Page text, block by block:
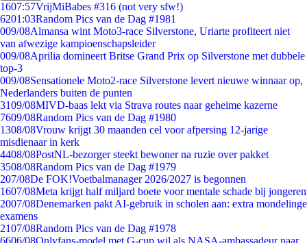
1607:57VrijMiBabes #316 (not very sfw!)
6201:03Random Pics van de Dag #1981
009/08Almansa wint Moto3-race Silverstone, Uriarte profiteert niet
van afwezige kampioenschapsleider
009/08Aprilia domineert Britse Grand Prix op Silverstone met dubbele
top-3
009/08Sensationele Moto2-race Silverstone levert nieuwe winnaar op,
Nederlanders buiten de punten
3109/08MIVD-baas lekt via Strava routes naar geheime kazerne
7609/08Random Pics van de Dag #1980
1308/08Vrouw krijgt 30 maanden cel voor afpersing 12-jarige
misdienaar in kerk
4408/08PostNL-bezorger steekt bewoner na ruzie over pakket
3508/08Random Pics van de Dag #1979
207/08De FOK!Voetbalmanager 2026/2027 is begonnen
1607/08Meta krijgt half miljard boete voor mentale schade bij jongeren
2007/08Denemarken pakt AI-gebruik in scholen aan: extra mondelinge
examens
2107/08Random Pics van de Dag #1978
6606/08Onlyfans-model met G-cup wil als NASA-ambassadeur naar